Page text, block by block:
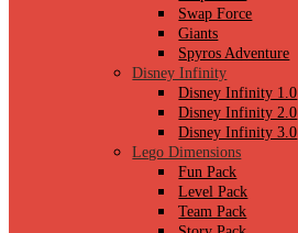
Swap Force
Giants
Spyros Adventure
Disney Infinity
Disney Infinity 1.0
Disney Infinity 2.0
Disney Infinity 3.0
Lego Dimensions
Fun Pack
Level Pack
Team Pack